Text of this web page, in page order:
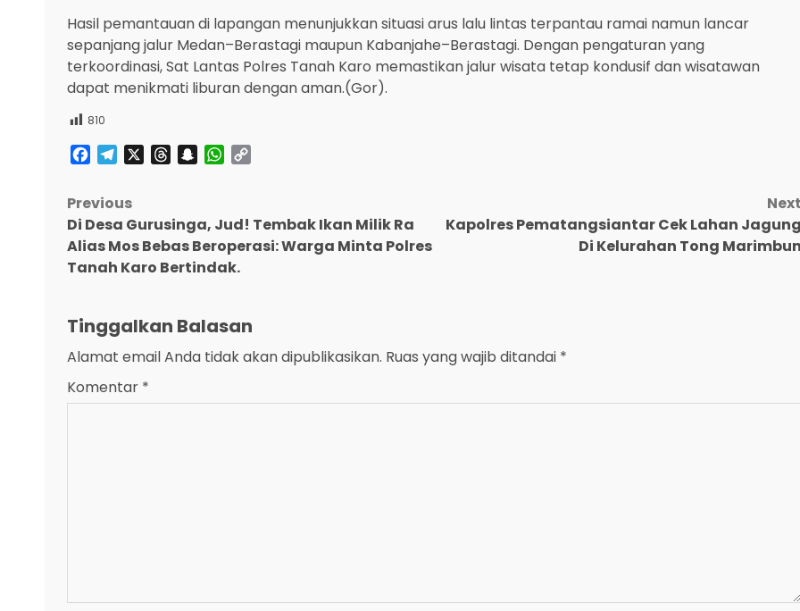
Hasil pemantauan di lapangan menunjukkan situasi arus lalu lintas terpantau ramai namun lancar
sepanjang jalur Medan–Berastagi maupun Kabanjahe–Berastagi. Dengan pengaturan yang
terkoordinasi, Sat Lantas Polres Tanah Karo memastikan jalur wisata tetap kondusif dan wisatawan
dapat menikmati liburan dengan aman.(Gor).
810
Facebook
TelegramThreadsSnapchatWhatsApp
Post
navigation
Previous
Di Desa Gurusinga, Jud! Tembak Ikan Milik Ra
Alias Mos Bebas Beroperasi: Warga Minta Polres
Tanah Karo Bertindak.
Kapolres Pematangsiantar Cek Lahan
Di Kelurahan Tong
Tinggalkan Balasan
Alamat email Anda tidak akan dipublikasikan. Ruas yang wajib ditandai *
Komentar *